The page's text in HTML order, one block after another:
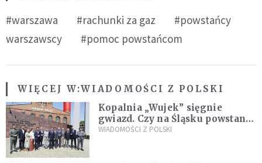
#warszawa #rachunki za gaz
#powstańcy
warszawscy
#pomoc powstańcom
WIĘCEJ W:WIADOMOŚCI Z POLSKI
Kopalnia „Wujek” sięgnie
gwiazd. Czy na Śląsku powstanie
„Dolina Krzemowa”?
WIADOMOŚCI Z POLSKI